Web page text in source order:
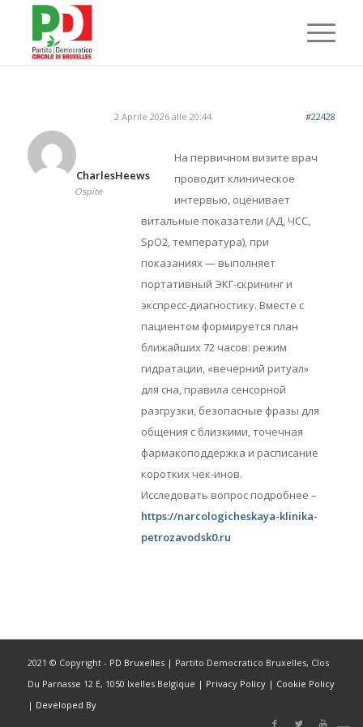
2 Aprile 2026 alle 20:44 #22428
CharlesHeews
Ospite
На первичном визите врач
проводит клиническое
интервью, оценивает
витальные показатели (АД, ЧСС,
SpO2, температура), при
показаниях — выполняет
портативный ЭКГ-скрининг и
экспресс-диагностику. Вместе с
пациентом формируется план
ближайших 72 часов: режим
гидратации, «вечерний ритуал»
для сна, правила сенсорной
разгрузки, безопасные фразы для
общения с близкими, точечная
фармакоподдержка и расписание
коротких чек-инов.
Исследовать вопрос подробнее –
https://narcologicheskaya-klinika-
petrozavodsk0.ru
2021 © Copyright - PD Bruxelles| Partito Democratico Bruxelles, Clos
Du Parnasse 12 E, 1050 Ixelles Belgique | Privacy Policy| Cookie Policy
| Developed By